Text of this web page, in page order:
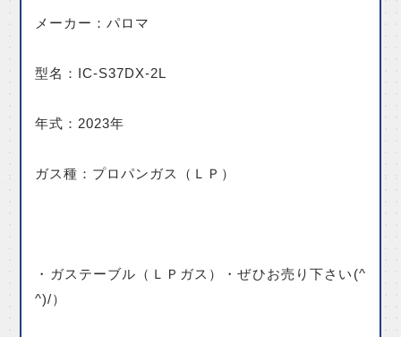
メーカー：パロマ
型名：IC-S37DX-2L
年式：2023年
ガス種：プロパンガス（ＬＰ）
・ガステーブル（ＬＰガス）・ぜひお売り下さい(^
^)/）